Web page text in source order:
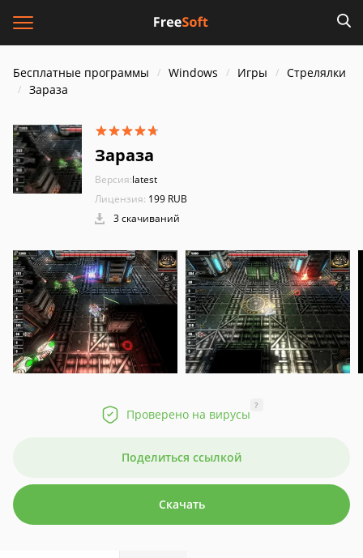
Бесплатные программы Windows Игры
Стрелялки
Зараза
Зараза
Версия:latest
Лицензия: 199 RUB
3 скачиваний
Проверено на вирусы
?
Поделиться ссылкой
Скачать